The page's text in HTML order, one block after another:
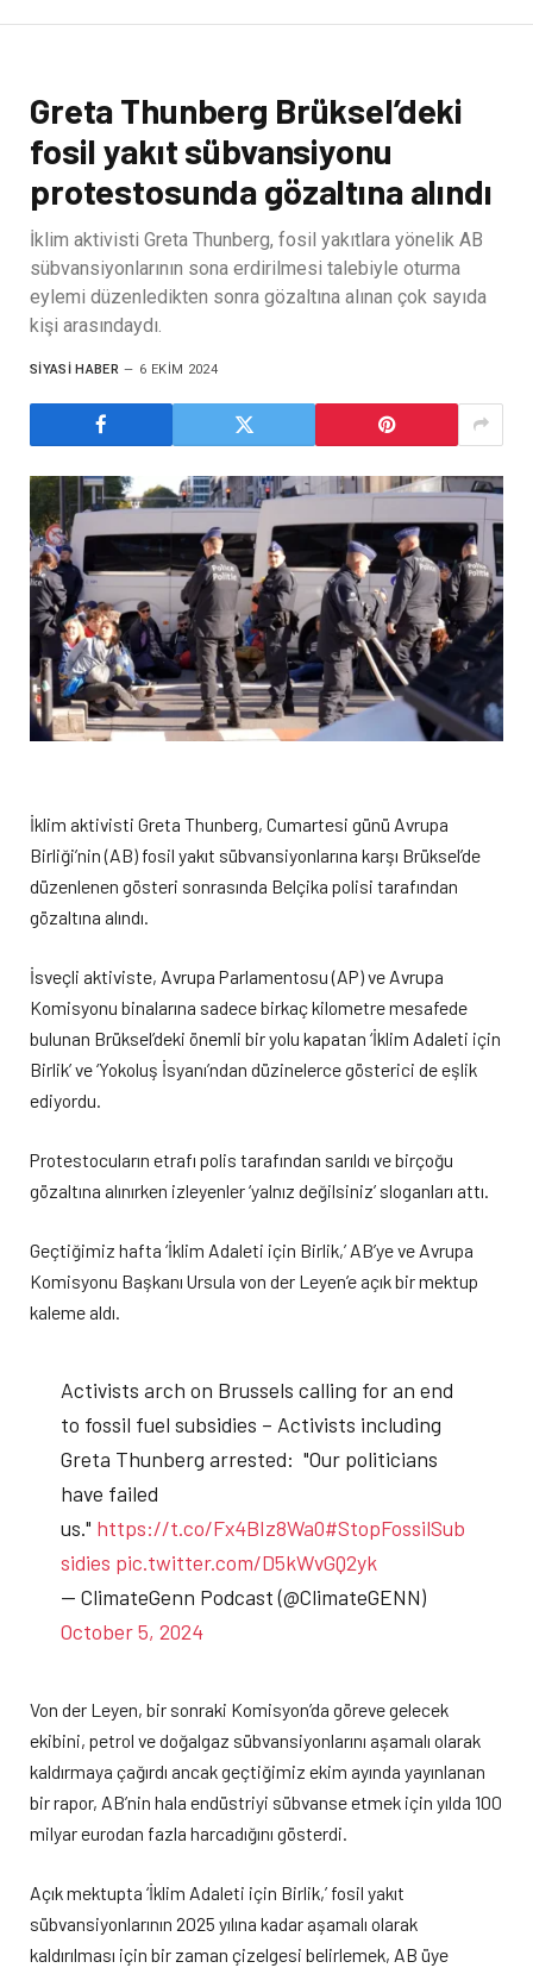
Greta Thunberg Brüksel’deki
fosil yakıt sübvansiyonu
protestosunda gözaltına alındı
İklim aktivisti Greta Thunberg, fosil yakıtlara yönelik AB
sübvansiyonlarının sona erdirilmesi talebiyle oturma
eylemi düzenledikten sonra gözaltına alınan çok sayıda
kişi arasındaydı.
SIYASI HABER 6 EKIM 2024
İklim aktivisti Greta Thunberg, Cumartesi günü Avrupa
Birliği’nin (AB) fosil yakıt sübvansiyonlarına karşı Brüksel’de
düzenlenen gösteri sonrasında Belçika polisi tarafından
gözaltına alındı.
İsveçli aktiviste, Avrupa Parlamentosu (AP) ve Avrupa
Komisyonu binalarına sadece birkaç kilometre mesafede
bulunan Brüksel’deki önemli bir yolu kapatan ‘İklim Adaleti için
Birlik’ ve ‘Yokoluş İsyanı’ndan düzinelerce gösterici de eşlik
ediyordu.
Protestocuların etrafı polis tarafından sarıldı ve birçoğu
gözaltına alınırken izleyenler ‘yalnız değilsiniz’ sloganları attı.
Geçtiğimiz hafta ‘İklim Adaleti için Birlik,’ AB’ye ve Avrupa
Komisyonu Başkanı Ursula von der Leyen’e açık bir mektup
kaleme aldı.
Activists arch on Brussels calling for an end
to fossil fuel subsidies – Activists including
Greta Thunberg arrested: "Our politicians
have failed
us." https://t.co/Fx4BIz8Wa0#StopFossilSub
sidies pic.twitter.com/D5kWvGQ2yk
— ClimateGenn Podcast (@ClimateGENN)
October 5, 2024
Von der Leyen, bir sonraki Komisyon’da göreve gelecek
ekibini, petrol ve doğalgaz sübvansiyonlarını aşamalı olarak
kaldırmaya çağırdı ancak geçtiğimiz ekim ayında yayınlanan
bir rapor, AB’nin hala endüstriyi sübvanse etmek için yılda 100
milyar eurodan fazla harcadığını gösterdi.
Açık mektupta ‘İklim Adaleti için Birlik,’ fosil yakıt
sübvansiyonlarının 2025 yılına kadar aşamalı olarak
kaldırılması için bir zaman çizelgesi belirlemek, AB üye